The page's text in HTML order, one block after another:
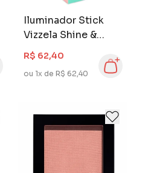
Iluminador Stick
Vizzela Shine &
Glow Cor 02
R$ 62,40
ou 1x de R$ 62,40